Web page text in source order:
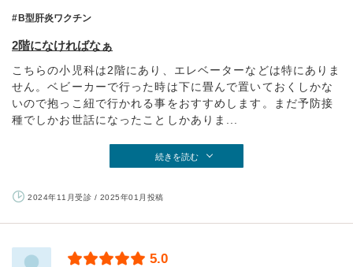
B型肝炎ワクチン
2階になければなぁ
こちらの小児科は2階にあり、エレベーターなどは特にありま
せん。ベビーカーで行った時は下に畳んで置いておくしかな
いので抱っこ紐で行かれる事をおすすめします。まだ予防接
種でしかお世話になったことしかありま...
続きを読む
2024年11月受診 / 2025年01月投稿
5.0